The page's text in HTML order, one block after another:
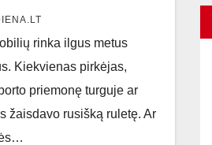
apžiūrą?
rinka ilgus metus
Kiekvienas pirkėjas,
priemonę turguje ar
žaisdavo rusišką ruletę. Ar